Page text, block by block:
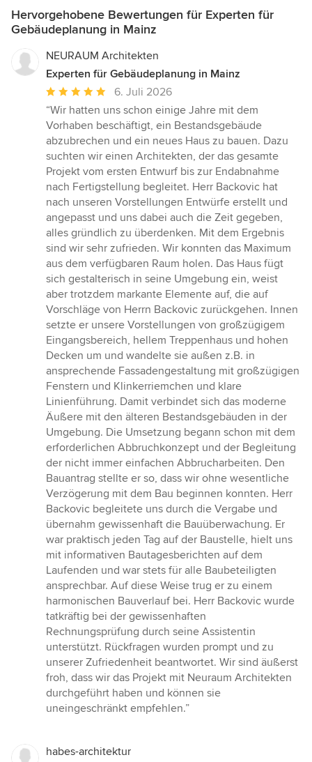
Hervorgehobene Bewertungen für Experten für
Gebäudeplanung in Mainz
NEURAUM Architekten
Experten für Gebäudeplanung in Mainz
Durchschnittliche
Bewertung:
5
von
5
Sternen
6. Juli 2026
“Wir hatten uns schon einige Jahre mit dem
Vorhaben beschäftigt, ein Bestandsgebäude
abzubrechen und ein neues Haus zu bauen. Dazu
suchten wir einen Architekten, der das gesamte
Projekt vom ersten Entwurf bis zur Endabnahme
nach Fertigstellung begleitet. Herr Backovic hat
nach unseren Vorstellungen Entwürfe erstellt und
angepasst und uns dabei auch die Zeit gegeben,
alles gründlich zu überdenken. Mit dem Ergebnis
sind wir sehr zufrieden. Wir konnten das Maximum
aus dem verfügbaren Raum holen. Das Haus fügt
sich gestalterisch in seine Umgebung ein, weist
aber trotzdem markante Elemente auf, die auf
Vorschläge von Herrn Backovic zurückgehen. Innen
setzte er unsere Vorstellungen von großzügigem
Eingangsbereich, hellem Treppenhaus und hohen
Decken um und wandelte sie außen z.B. in
ansprechende Fassadengestaltung mit großzügigen
Fenstern und Klinkerriemchen und klare
Linienführung. Damit verbindet sich das moderne
Äußere mit den älteren Bestandsgebäuden in der
Umgebung. Die Umsetzung begann schon mit dem
erforderlichen Abbruchkonzept und der Begleitung
der nicht immer einfachen Abbrucharbeiten. Den
Bauantrag stellte er so, dass wir ohne wesentliche
Verzögerung mit dem Bau beginnen konnten. Herr
Backovic begleitete uns durch die Vergabe und
übernahm gewissenhaft die Bauüberwachung. Er
war praktisch jeden Tag auf der Baustelle, hielt uns
mit informativen Bautagesberichten auf dem
Laufenden und war stets für alle Baubeteiligten
ansprechbar. Auf diese Weise trug er zu einem
harmonischen Bauverlauf bei. Herr Backovic wurde
tatkräftig bei der gewissenhaften
Rechnungsprüfung durch seine Assistentin
unterstützt. Rückfragen wurden prompt und zu
unserer Zufriedenheit beantwortet. Wir sind äußerst
froh, dass wir das Projekt mit Neuraum Architekten
durchgeführt haben und können sie
uneingeschränkt empfehlen.”
habes-architektur